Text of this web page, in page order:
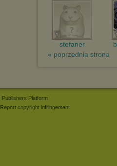
stefaner
« poprzednia strona
Publishers Platform
Report copyright infringement